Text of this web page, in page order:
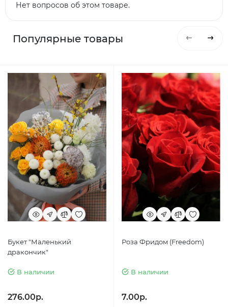
Нет вопросов об этом товаре.
Популярные товары
Букет "Маленький
дракончик"
В наличии
276.00р.
Роза Фридом (Freedom)
В наличии
7.00р.